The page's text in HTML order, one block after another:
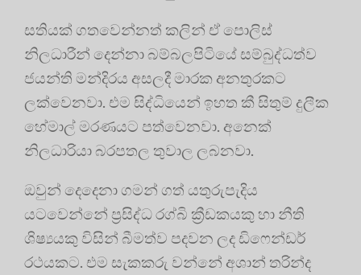
සතියක් ගතවෙන්නත් කලින් ඒ පොලිස්
නිලධාරීන් දෙන්නා බම්බලපිටියේ සම්බුද්ධත්ව
ජයන්ති මන්දිරය අසලදී මාරක අනතුරකට
ලක්වෙනවා. එම සිද්ධියෙන් ඉහත කී සිතුම් දුලීක
හේමාල් මරණයට පත්වෙනවා. අනෙක්
නිලධාරියා බරපතල තුවාල ලබනවා.
ඔවුන් දෙදෙනා ගමන් ගත් යතුරුපැදිය
යටවෙන්නේ ප්‍රසිද්ධ රග්බි ක්‍රීඩකයකු හා නීති
ශිෂ්‍යයකු විසින් බීමත්ව පදවන ලද ඩිෆෙන්ඩර්
රථයකට. එම සැකකරු වන්නේ අශාන් තරින්ද